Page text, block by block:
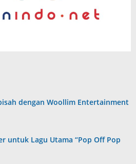
dengan Woollim Entertainment
untuk Lagu Utama “Pop Off Pop